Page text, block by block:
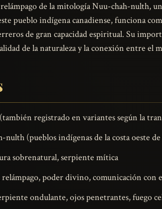
de la mitología Nuu-chah-nulth,
pueblo indígena canadiense, funciona
de gran capacidad espiritual. Su
de la naturaleza y la conexión entre el
registrado en variantes según la
nulth (pueblos indígenas de la costa oeste
sobrenatural, serpiente mítica
poder divino, comunicación con
ondulante, ojos penetrantes, fuego